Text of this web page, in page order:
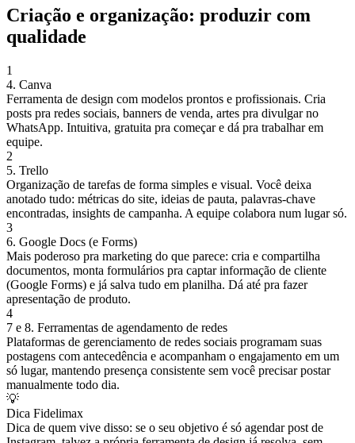
Criação e organização: produzir com
qualidade
1
4. Canva
Ferramenta de design com modelos prontos e profissionais. Cria
posts pra redes sociais, banners de venda, artes pra divulgar no
WhatsApp. Intuitiva, gratuita pra começar e dá pra trabalhar em
equipe.
2
5. Trello
Organização de tarefas de forma simples e visual. Você deixa
anotado tudo: métricas do site, ideias de pauta, palavras-chave
encontradas, insights de campanha. A equipe colabora num lugar só.
3
6. Google Docs (e Forms)
Mais poderoso pra marketing do que parece: cria e compartilha
documentos, monta formulários pra captar informação de cliente
(Google Forms) e já salva tudo em planilha. Dá até pra fazer
apresentação de produto.
4
7 e 8. Ferramentas de agendamento de redes
Plataformas de gerenciamento de redes sociais programam suas
postagens com antecedência e acompanham o engajamento em um
só lugar, mantendo presença consistente sem você precisar postar
manualmente todo dia.
💡
Dica Fidelimax
Dica de quem vive disso: se o seu objetivo é só agendar post de